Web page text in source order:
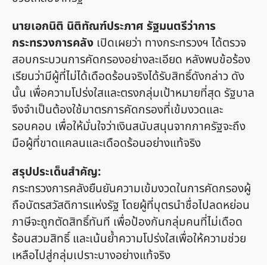
นายเอกนิติ นิติทัณฑ์ประภาศ รัฐมนตรีว่าการ
กระทรวงการคลัง เปิดเผยว่า ทางกระทรวงฯ ได้ตรวจ
สอบกระบวนการคัดกรองอย่างละเอียด หลังพบข้อร้อง
เรียนว่ามีผู้ที่ไม่ได้เดือดร้อนจริงได้รับสิทธิ์ดังกล่าว ดัง
นั้น เพื่อความโปร่งใสและตรงกลุ่มเป้าหมายที่สุด รัฐบาล
จึงจำเป็นต้องใช้มาตรการคัดกรองที่เข้มงวดและ
รอบคอบ เพื่อให้มั่นใจว่าเงินสนับสนุนจากภาครัฐจะถึง
มือผู้ที่ขาดแคลนและเดือดร้อนอย่างแท้จริง
สรุปประเด็นสำคัญ:
กระทรวงการคลังยืนยันความเข้มงวดในการคัดกรองผู้
ถือบัตรสวัสดิการแห่งรัฐ โดยผู้ที่บุตรนำชื่อไปลดหย่อน
ภาษีจะถูกตัดสิทธิ์ทันที เพื่อป้องกันกลุ่มคนที่ไม่เดือด
ร้อนสวมสิทธิ์ และเน้นย้ำความโปร่งใสเพื่อให้ความช่วย
เหลือไปสู่กลุ่มเปราะบางอย่างแท้จริง